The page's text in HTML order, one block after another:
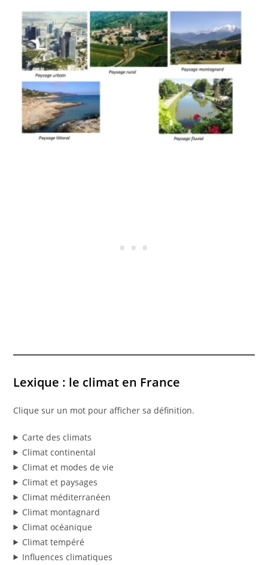
Lexique : le climat en France
Clique sur un mot pour afficher sa définition.
Carte des climats
Climat continental
Climat et modes de vie
Climat et paysages
Climat méditerranéen
Climat montagnard
Climat océanique
Climat tempéré
Influences climatiques